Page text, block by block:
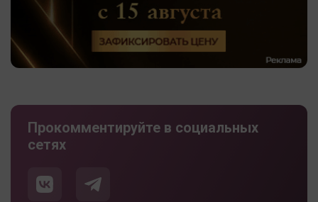
Прокомментируйте в социальных
сетях